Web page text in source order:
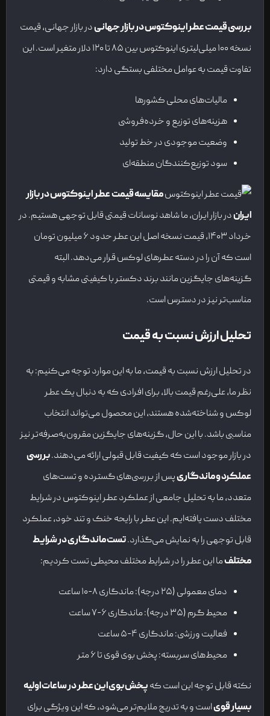
بررسی قیمت عطر اینوکتوس در بازار جهانیدر بازار جهانی، قیمت
نسخه ۱۰۰ میلی‌لیتری اینوکتوس بین ۸۵ تا ۱۲۰ دلار متغیر است. این
تفاوت قیمت به عوامل مختلفی بستگی دارد:
مالیات‌های محلی کشورها
هزینه‌های توزیع و خرده‌فروشی
وضعیت موجودی در خط تولید
سود توزیع‌کنندگان منطقه‌ای
مقایسه قیمت عطر اینوکتوس در بازار
ایراندر بازار ایران، ما شاهد نوسانات قیمتی قابل توجهی هستیم. در
خرداد ۱۴۰۳، قیمت نسخه اصل این عطر حدود ۶ میلیون تومان
است که آن را در دسته عطرهای لوکس قرار می‌دهد. البته
گزینه‌های جایگزین مانند برند دکستر با کیفیتی مشابه و قیمتی
مناسب‌تر نیز در دسترس است.
تحلیل ارزش نسبت به قیمت
در تحلیل ارزش نسبت به قیمت، ما به این موارد توجه می‌کنیم: به
نظر ما، علی‌رغم قیمت بالا، برای افرادی که به دنبال یک عطر
لوکس و شناخته‌شده هستند، این محصول می‌تواند انتخاب
مناسبی باشد. با این حال، گزینه‌های جایگزین مقرون‌به‌صرفه‌تر نیز
در بازار موجود است که کیفیت قابل قبولی ارائه می‌دهند.بررسی
عملکرد و ماندگاریپس از بررسی‌های گسترده و تست‌های
متعدد، ما به تحلیل جامعی از عملکرد عطر اینوکتوس در شرایط
مختلف دست یافته‌ایم. این عطر با رایحه خنک و تند خود، عملکرد
قابل توجهی را به نمایش می‌گذارد.تست ماندگاری در شرایط
مختلفما این عطر را در شرایط مختلف محیطی تست کردیم:
دمای معمولی (۲۵ درجه): ماندگاری ۸-۱۰ ساعت
محیط گرم (۳۵ درجه): ماندگاری ۶-۷ ساعت
فعالیت ورزشی: ماندگاری ۴-۵ ساعت
محیط‌های سربسته: پخش بوی قوی تا ۶ متر
نکته قابل توجه این است کهپخش بوی این عطر در ساعات اولیه
بسیار قویاست و به تدریج ملایم‌تر می‌شود، که این ویژگی برای